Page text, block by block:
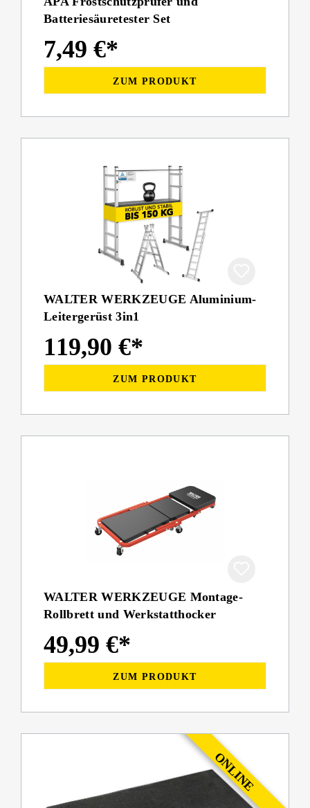
Batteriesäuretester Set
7,49 €*
ZUM PRODUKT
WALTER WERKZEUGE Aluminium-
Leitergerüst 3in1
119,90 €*
ZUM PRODUKT
WALTER WERKZEUGE Montage-
Rollbrett und Werkstatthocker
49,99 €*
ZUM PRODUKT